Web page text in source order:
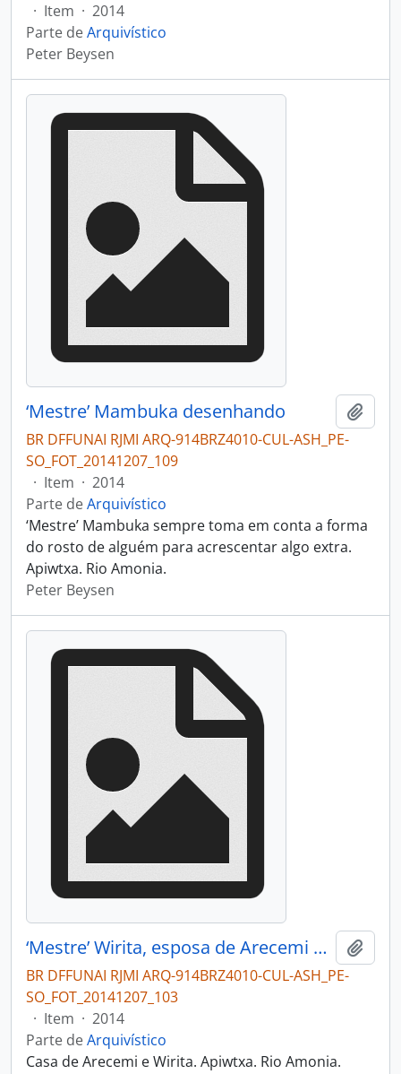
· Item · 2014
Parte deArquivístico
Peter Beysen
‘Mestre’ Mambuka desenhando
BR DFFUNAI RJMI ARQ-914BRZ4010-CUL-ASH_PE-
SO_FOT_20141207_109
· Item · 2014
Parte deArquivístico
‘Mestre’ Mambuka sempre toma em conta a forma
do rosto de alguém para acrescentar algo extra.
Apiwtxa. Rio Amonia.
Peter Beysen
‘Mestre’ Wirita, esposa de Arecemi aplicando um desenho ‘de antigamente’ no rosto de Yara.
BR DFFUNAI RJMI ARQ-914BRZ4010-CUL-ASH_PE-
SO_FOT_20141207_103
· Item · 2014
Parte deArquivístico
Casa de Arecemi e Wirita. Apiwtxa. Rio Amonia.